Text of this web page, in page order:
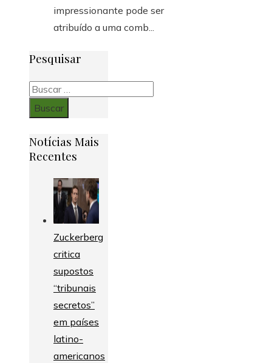
impressionante pode ser
atribuído a uma comb...
Pesquisar
Buscar:
Notícias Mais
Recentes
Zuckerberg
critica
supostos
“tribunais
secretos”
em países
latino-
americanos